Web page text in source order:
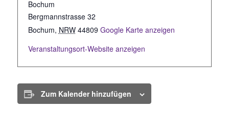
Bochum
Bergmannstrasse 32
Bochum, NRW 44809 Google Karte anzeigen
Veranstaltungsort-Website anzeigen
Zum Kalender hinzufügen